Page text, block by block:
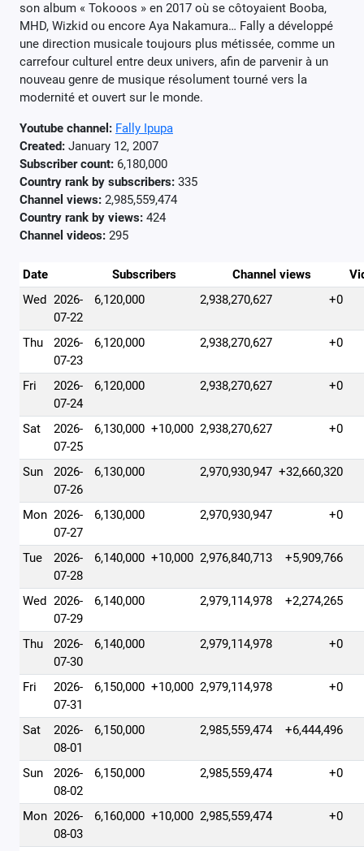
son album « Tokooos » en 2017 où se côtoyaient Booba,
MHD, Wizkid ou encore Aya Nakamura… Fally a développé
une direction musicale toujours plus métissée, comme un
carrefour culturel entre deux univers, afin de parvenir à un
nouveau genre de musique résolument tourné vers la
modernité et ouvert sur le monde.
Youtube channel: Fally Ipupa
Created: January 12, 2007
Subscriber count: 6,180,000
Country rank by subscribers: 335
Channel views: 2,985,559,474
Country rank by views: 424
Channel videos: 295
Date Subscribers Channel views
Wed 2026-
07-22
6,120,000 2,938,270,627 +0
Thu
2026-
07-23
6,120,000 2,938,270,627 +0
Fri
2026-
07-24
6,120,000 2,938,270,627 +0
Sat
2026-
07-25
6,130,000 +10,000 2,938,270,627 +0
Sun
2026-
07-26
6,130,000 2,970,930,947 +32,660,320
Mon 2026-
07-27
6,130,000 2,970,930,947 +0
Tue
2026-
07-28
6,140,000 +10,000 2,976,840,713 +5,909,766
Wed 2026-
07-29
6,140,000 2,979,114,978 +2,274,265
Thu
2026-
07-30
6,140,000 2,979,114,978 +0
Fri
2026-
07-31
6,150,000 +10,000 2,979,114,978 +0
Sat
2026-
08-01
6,150,000 2,985,559,474 +6,444,496
Sun
2026-
08-02
6,150,000 2,985,559,474 +0
Mon 2026-
08-03
6,160,000 +10,000 2,985,559,474 +0